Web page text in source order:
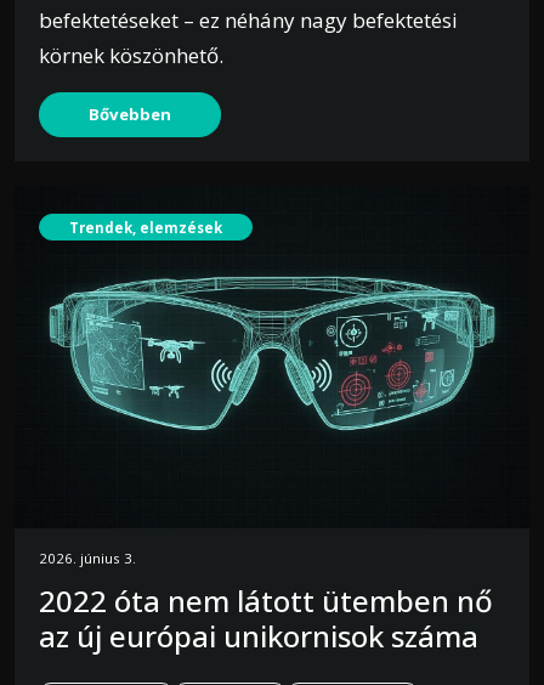
befektetéseket – ez néhány nagy befektetési
körnek köszönhető.
Bővebben
Trendek, elemzések
2026. június 3.
2022 óta nem látott ütemben nő
az új európai unikornisok száma